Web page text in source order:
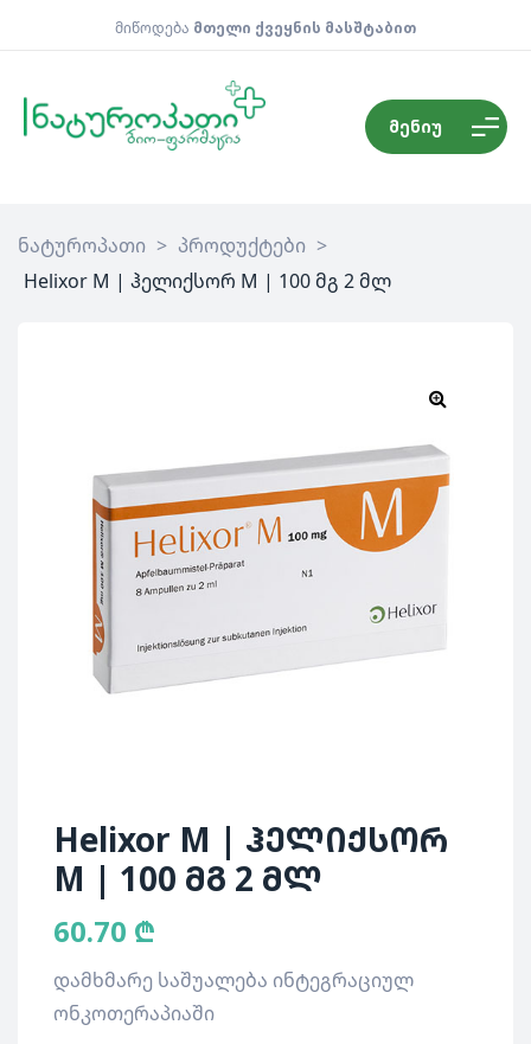
მიწოდება მთელი ქვეყნის მასშტაბით
მენიუ
ნატუროპათი > პროდუქტები >
Helixor M | ჰელიქსორ M | 100 მგ 2 მლ
Helixor M | ჰელიქსორ
M | 100 მგ 2 მლ
60.70 ₾
დამხმარე საშუალება ინტეგრაციულ
ონკოთერაპიაში